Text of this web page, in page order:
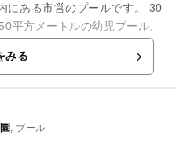
にある市営のプールです。 30
平方メートルの幼児プール、
備えています。 毎年7月中旬
みる
, プール